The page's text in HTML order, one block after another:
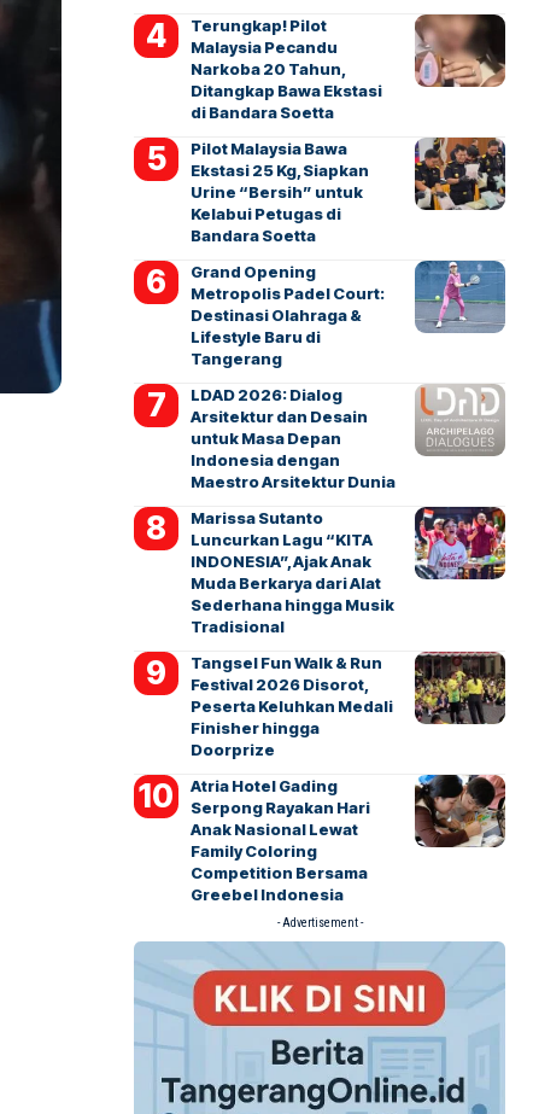
Terungkap! Pilot
Malaysia Pecandu
Narkoba 20 Tahun,
Ditangkap Bawa Ekstasi
di Bandara Soetta
Pilot Malaysia Bawa
Ekstasi 25 Kg, Siapkan
Urine “Bersih” untuk
Kelabui Petugas di
Bandara Soetta
Grand Opening
Metropolis Padel Court:
Destinasi Olahraga &
Lifestyle Baru di
Tangerang
LDAD 2026: Dialog
Arsitektur dan Desain
untuk Masa Depan
Indonesia dengan
Maestro Arsitektur Dunia
Marissa Sutanto
Luncurkan Lagu “KITA
INDONESIA”, Ajak Anak
Muda Berkarya dari Alat
Sederhana hingga Musik
Tradisional
Tangsel Fun Walk & Run
Festival 2026 Disorot,
Peserta Keluhkan Medali
Finisher hingga
Doorprize
Atria Hotel Gading
Serpong Rayakan Hari
Anak Nasional Lewat
Family Coloring
Competition Bersama
Greebel Indonesia
- Advertisement -